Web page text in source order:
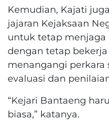
Kemudian, Kajati
jajaran Kejaksaan
untuk tetap menjaga
dengan tetap
menangangi perkara
evaluasi dan
“Kejari Bantaeng
biasa,” katanya.